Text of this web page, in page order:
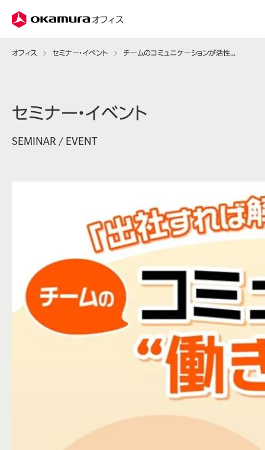
オフィス
オフィス セミナー・イベント
セミナー・イベント
SEMINAR / EVENT